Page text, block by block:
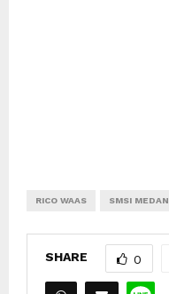
RICO WAAS SMSI MEDAN
SHARE 0